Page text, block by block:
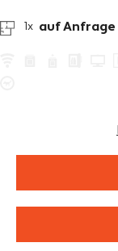
1x auf Anfrage